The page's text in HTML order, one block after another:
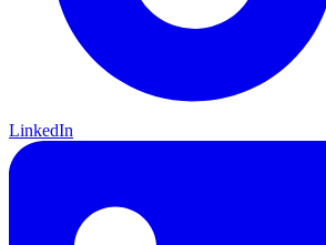
LinkedIn